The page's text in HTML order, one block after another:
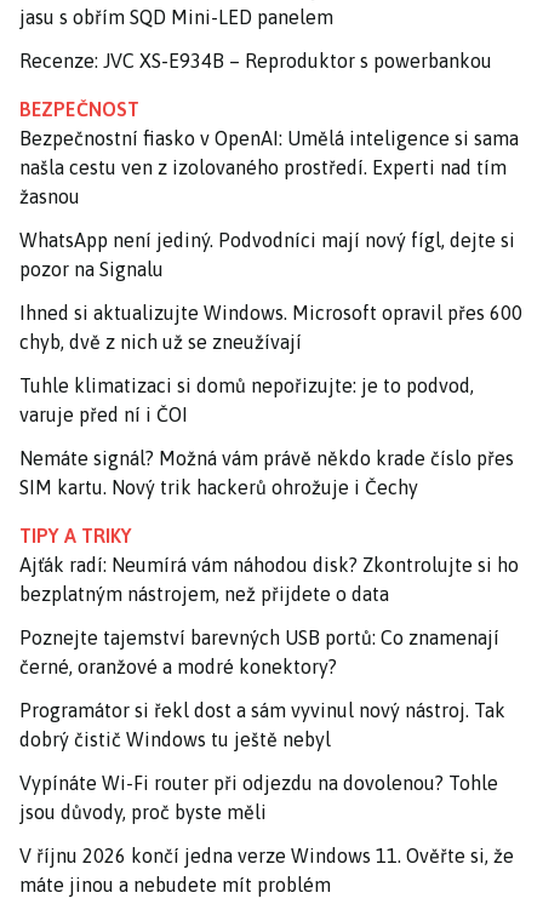
jasu s obřím SQD Mini-LED panelem
Recenze: JVC XS-E934B – Reproduktor s powerbankou
BEZPEČNOST
Bezpečnostní fiasko v OpenAI: Umělá inteligence si sama
našla cestu ven z izolovaného prostředí. Experti nad tím
žasnou
WhatsApp není jediný. Podvodníci mají nový fígl, dejte si
pozor na Signalu
Ihned si aktualizujte Windows. Microsoft opravil přes 600
chyb, dvě z nich už se zneužívají
Tuhle klimatizaci si domů nepořizujte: je to podvod,
varuje před ní i ČOI
Nemáte signál? Možná vám právě někdo krade číslo přes
SIM kartu. Nový trik hackerů ohrožuje i Čechy
TIPY A TRIKY
Ajťák radí: Neumírá vám náhodou disk? Zkontrolujte si ho
bezplatným nástrojem, než přijdete o data
Poznejte tajemství barevných USB portů: Co znamenají
černé, oranžové a modré konektory?
Programátor si řekl dost a sám vyvinul nový nástroj. Tak
dobrý čistič Windows tu ještě nebyl
Vypínáte Wi-Fi router při odjezdu na dovolenou? Tohle
jsou důvody, proč byste měli
V říjnu 2026 končí jedna verze Windows 11. Ověřte si, že
máte jinou a nebudete mít problém